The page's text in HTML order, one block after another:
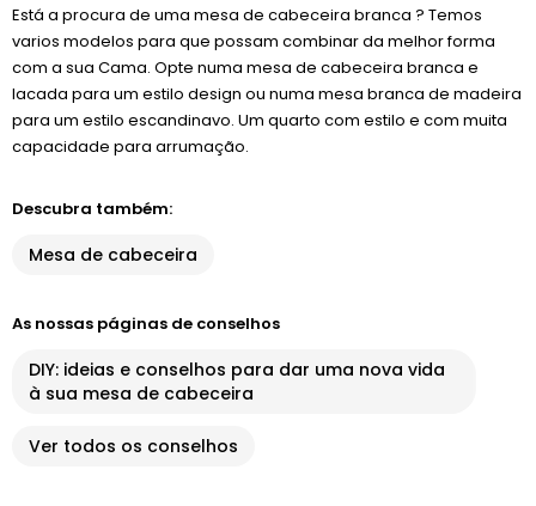
Está a procura de uma mesa de cabeceira branca ? Temos
varios modelos para que possam combinar da melhor forma
com a sua Cama. Opte numa mesa de cabeceira branca e
lacada para um estilo design ou numa mesa branca de madeira
para um estilo escandinavo. Um quarto com estilo e com muita
capacidade para arrumação.
Descubra também:
Mesa de cabeceira
As nossas páginas de conselhos
DIY: ideias e conselhos para dar uma nova vida
à sua mesa de cabeceira
Ver todos os conselhos